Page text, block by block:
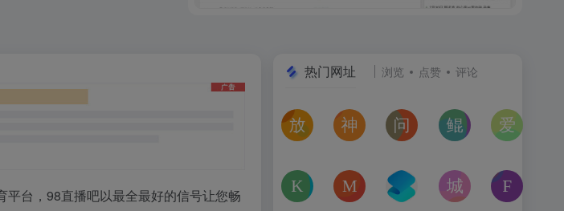
台，98直播吧以最全最好的信号让您畅
热门网址 浏览 点赞 评论
放屁音乐网
在线免费下载全网MP3付费歌曲
神仙代售
神仙代售，专注于游戏账号交易平台多年
问卷星
免费使用问卷星创建问卷调查
鲲Galgame论坛
一个专注于二次元
kagurafan
游戏补丁分享网站
MCBBS
MCBBS我的世界中文论坛官网入口
转换云
转换云（
城市交通健康榜
高德地图中国主要